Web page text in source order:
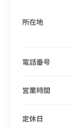
所在地
電話番号
営業時間
定休日